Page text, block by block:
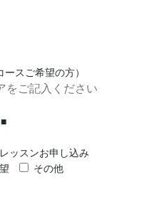
スご希望の方）
ッスンお申し込み
その他